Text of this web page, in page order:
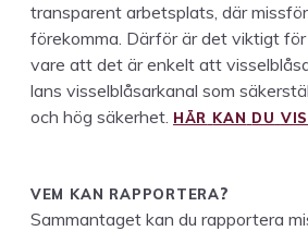
trans­par­ent arbet­splats, där
förekom­ma. Där­för är det vik­tigt
vare att det är enkelt att
lans vis­sel­blåsarkanal som
och hög säk­er­het. HÄR KAN DU
VEM KAN RAP­PORTERA?
Sam­man­taget kan du rap­portera